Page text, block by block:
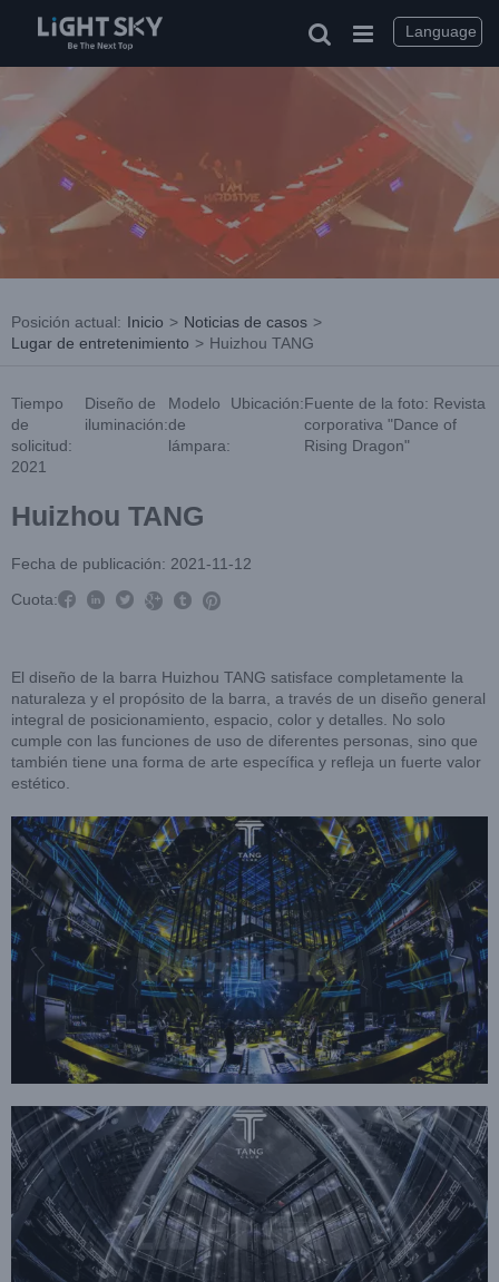
Posición actual: Inicio > Noticias de casos >
Lugar de entretenimiento > Huizhou TANG
Tiempo
de
solicitud:
2021
Diseño de
iluminación:
Modelo
de
lámpara:
Ubicación:Fuente de la foto: Revista
corporativa "Dance of
Rising Dragon"
Huizhou TANG
Fecha de publicación: 2021-11-12
Cuota:     
El diseño de la barra Huizhou TANG satisface completamente la
naturaleza y el propósito de la barra, a través de un diseño general
integral de posicionamiento, espacio, color y detalles. No solo
cumple con las funciones de uso de diferentes personas, sino que
también tiene una forma de arte específica y refleja un fuerte valor
estético.
Language